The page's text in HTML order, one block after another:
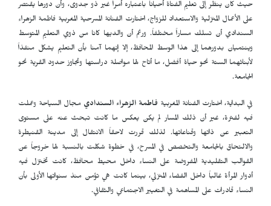
حيث كان ينظر إلى تعليم الفتاة أحياناً باعتباره أمراً غير ذو جدوى، وأن دورها يقتصر
على الأعمال المنزلية والاستعداد للزواج، اختارت الفنانة المسرحية المغربية فاطمة الزهراء
السندادي أن تسلك مساراً مختلفاً. ورغم أن والديها كانا من ذوي التعليم المتوسط
وينتميان بدورهما إلى هذا الوسط المحافظ، إلا إنهما آمنا بأن التعليم يشكل منفذاً
لأبنائهما الستة نحو حياة أفضل، ما أتاح لها مواصلة دراستها وتجاوز حدود القرية نحو
الجامعة.
في البداية، اختارت الفنانة المغربية فاطمة الزهراء السندادي مجال السياحة وعملت
فيه لفترة، غير أن ذلك المسار لم يكن يعكس ما كانت تبحث عنه على مستوى
التعبير عن ذاتها وقناعاتها. لذلك قررت لاحقاً الانتقال إلى مدينة القنيطرة
والالتحاق بالجامعة والتخصص في المسرح، في خطوة شكلت بالنسبة لها خروجاً عن
القوالب التقليدية المفروضة على النساء داخل محيط محافظ، كانت تختزل فيه
أدوار المرأة غالباً داخل الفضاء المنزلي، بينما كانت هي تؤمن منذ سنواتها الأولى بأن
النساء قادرات على المساهمة في التغيير الاجتماعي والثقافي.